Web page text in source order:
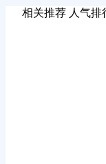
相关推荐 人气排